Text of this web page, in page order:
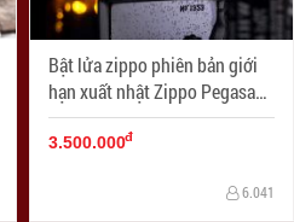
Bật lửa zippo phiên bản giới
hạn xuất nhật Zippo Pegasas
cánh được mạ bạc
3.500.000đ
6.041